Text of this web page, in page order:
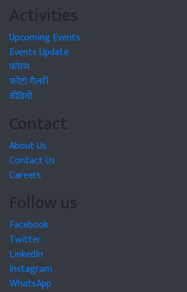
Activities
Upcoming Events
Events Update
फोरम
फोटो गैलरी
वीडियो
Contact
About Us
Contact Us
Careers
Follow us
Facebook
Twitter
LinkedIn
Instagram
WhatsApp